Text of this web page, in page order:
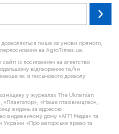
лише за умови прямого,
на AgroTimes.ua.
сайті із посиланням на агентство
відтворенню та/чи
як із письмового дозволу
у журналах The Ukrainian
«Плантатор», «Наше птахівництво»,
видань за адресою
видавничому дому «АГП Медіа» та
України «Про авторське право та